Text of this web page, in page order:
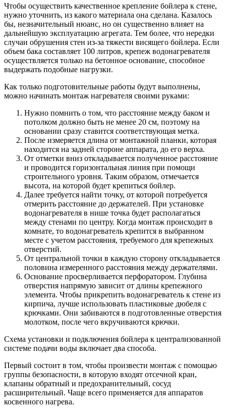
Чтобы осуществить качественное крепление бойлера к стене,
нужно уточнить, из какого материала она сделана. Казалось
бы, незначительный нюанс, но он существенно влияет на
дальнейшую эксплуатацию агрегата. Тем более, что нередки
случаи обрушения стен из-за тяжести висящего бойлера. Если
объем бака составляет 100 литров, крепеж водонагревателя
осуществляется только на бетонное основание, способное
выдержать подобные нагрузки.
Как только подготовительные работы будут выполнены,
можно начинать монтаж нагревателя своими руками:
Нужно помнить о том, что расстояние между баком и
потолком должно быть не менее 20 см, поэтому на
основании сразу ставится соответствующая метка.
После измеряется длина от монтажной планки, которая
находится на задней стороне аппарата, до его верха.
От отметки вниз откладывается полученное расстояние
и проводится горизонтальная линия при помощи
строительного уровня. Таким образом, отмечается
высота, на которой будет крепиться бойлер.
Далее требуется найти точку, от которой потребуется
отмерить расстояние до держателей. При установке
водонагревателя в нише точка будет располагаться
между стенами по центру. Когда монтаж происходит в
комнате, то водонагреватель крепится в выбранном
месте с учетом расстояния, требуемого для крепежных
отверстий.
От центральной точки в каждую сторону откладывается
половина измеренного расстояния между держателями.
Основание просверливается перфоратором. Глубина
отверстия напрямую зависит от длины крепежного
элемента. Чтобы прикрепить водонагреватель к стене из
кирпича, лучше использовать пластиковые дюбеля с
крючками. Они забиваются в подготовленные отверстия
молотком, после чего вкручиваются крючки.
Схема установки и подключения бойлера к централизованной
системе подачи воды включает два способа.
Первый состоит в том, чтобы произвести монтаж с помощью
группы безопасности, в которую входят отсечной кран,
клапаны обратный и предохранительный, сосуд
расширительный. Чаще всего применяется для аппаратов
косвенного нагрева.